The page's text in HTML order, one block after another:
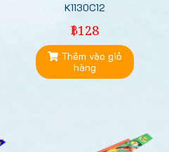
K1130C12
฿128
hàng